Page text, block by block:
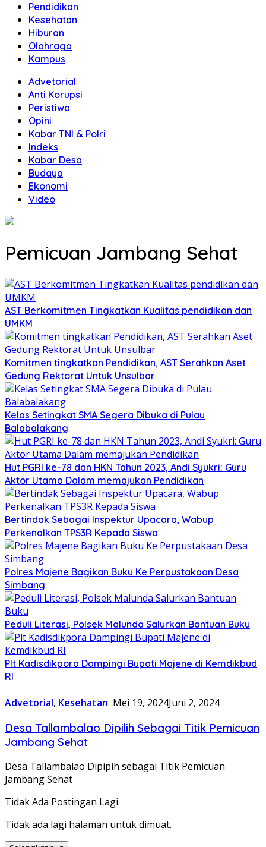
Pendidikan
Kesehatan
Hiburan
Olahraga
Kampus
Advetorial
Anti Korupsi
Peristiwa
Opini
Kabar TNI & Polri
Indeks
Kabar Desa
Budaya
Ekonomi
Video
Pemicuan Jambang Sehat
AST Berkomitmen Tingkatkan Kualitas pendidikan dan
UMKM
Komitmen tingkatkan Pendidikan, AST Serahkan Aset
Gedung Rektorat Untuk Unsulbar
Kelas Setingkat SMA Segera Dibuka di Pulau
Balabalakang
Hut PGRI ke-78 dan HKN Tahun 2023, Andi Syukri: Guru
Aktor Utama Dalam memajukan Pendidikan
Bertindak Sebagai Inspektur Upacara, Wabup
Perkenalkan TPS3R Kepada Siswa
Polres Majene Bagikan Buku Ke Perpustakaan Desa
Simbang
Peduli Literasi, Polsek Malunda Salurkan Bantuan Buku
Plt Kadisdikpora Dampingi Bupati Majene di Kemdikbud
RI
Advetorial, Kesehatan Mei 19, 2024Juni 2, 2024
Desa Tallambalao Dipilih Sebagai Titik Pemicuan
Jambang Sehat
Desa Tallambalao Dipipih sebagai Titik Pemicuan
Jambang Sehat
Tidak Ada Postingan Lagi.
Tidak ada lagi halaman untuk dimuat.